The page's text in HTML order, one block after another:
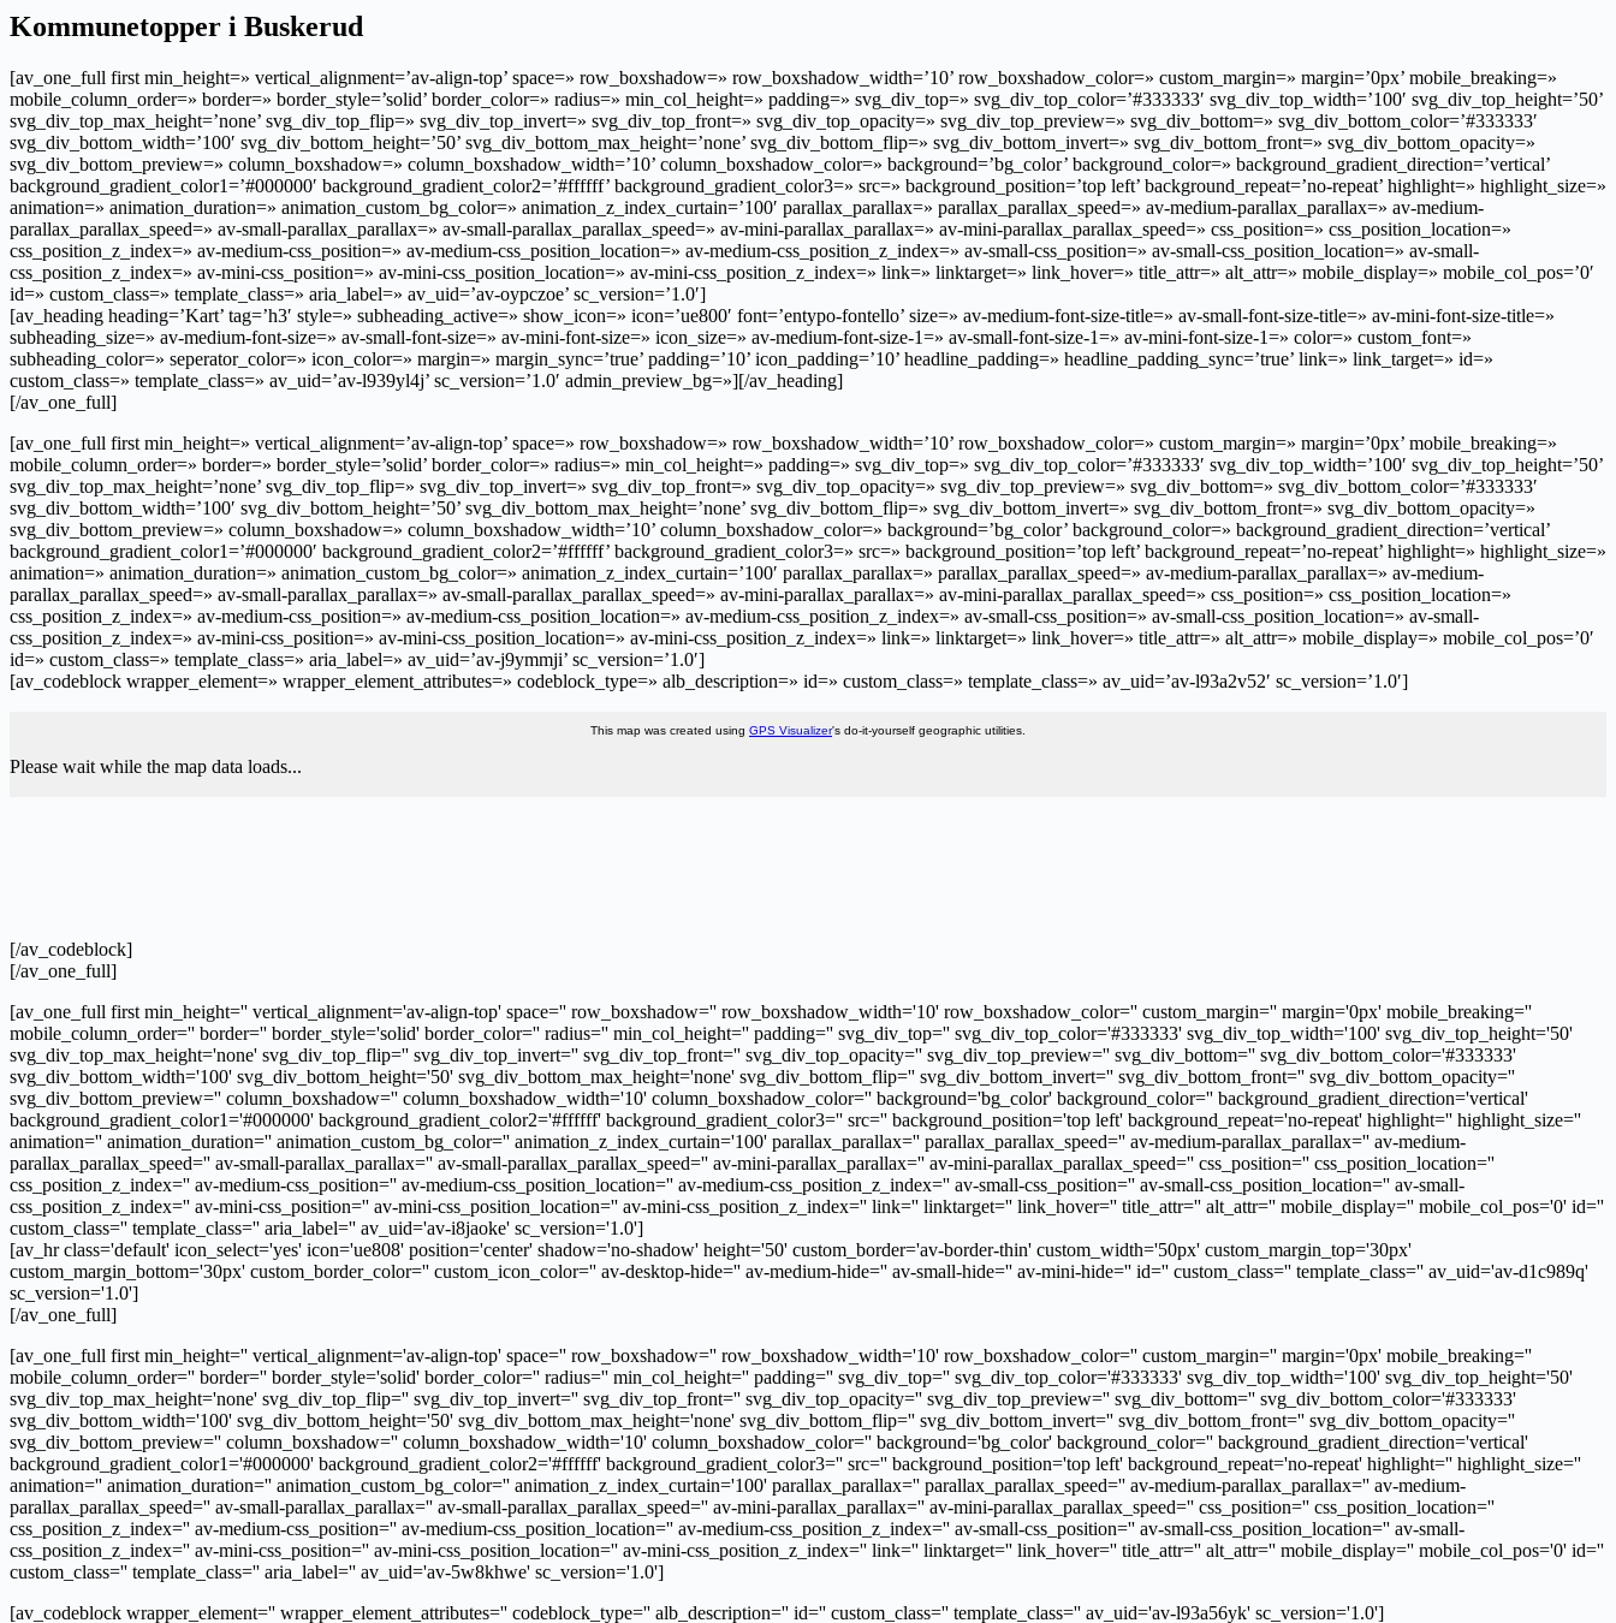
Kommunetopper i Buskerud
[av_one_full first min_height=» vertical_alignment=’av-align-top’ space=» row_boxshadow=» row_boxshadow_width=’10’ row_boxshadow_color=» custom_margin=» margin=’0px’ mobile_breaking=»
mobile_column_order=» border=» border_style=’solid’ border_color=» radius=» min_col_height=» padding=» svg_div_top=» svg_div_top_color=’#333333′ svg_div_top_width=’100′ svg_div_top_height=’50’
svg_div_top_max_height=’none’ svg_div_top_flip=» svg_div_top_invert=» svg_div_top_front=» svg_div_top_opacity=» svg_div_top_preview=» svg_div_bottom=» svg_div_bottom_color=’#333333′
svg_div_bottom_width=’100′ svg_div_bottom_height=’50’ svg_div_bottom_max_height=’none’ svg_div_bottom_flip=» svg_div_bottom_invert=» svg_div_bottom_front=» svg_div_bottom_opacity=»
svg_div_bottom_preview=» column_boxshadow=» column_boxshadow_width=’10’ column_boxshadow_color=» background=’bg_color’ background_color=» background_gradient_direction=’vertical’
background_gradient_color1=’#000000′ background_gradient_color2=’#ffffff’ background_gradient_color3=» src=» background_position=’top left’ background_repeat=’no-repeat’ highlight=» highlight_size=»
animation=» animation_duration=» animation_custom_bg_color=» animation_z_index_curtain=’100′ parallax_parallax=» parallax_parallax_speed=» av-medium-parallax_parallax=» av-medium-
parallax_parallax_speed=» av-small-parallax_parallax=» av-small-parallax_parallax_speed=» av-mini-parallax_parallax=» av-mini-parallax_parallax_speed=» css_position=» css_position_location=»
css_position_z_index=» av-medium-css_position=» av-medium-css_position_location=» av-medium-css_position_z_index=» av-small-css_position=» av-small-css_position_location=» av-small-
css_position_z_index=» av-mini-css_position=» av-mini-css_position_location=» av-mini-css_position_z_index=» link=» linktarget=» link_hover=» title_attr=» alt_attr=» mobile_display=» mobile_col_pos=’0′
id=» custom_class=» template_class=» aria_label=» av_uid=’av-oypczoe’ sc_version=’1.0′]
[av_heading heading=’Kart’ tag=’h3′ style=» subheading_active=» show_icon=» icon=’ue800′ font=’entypo-fontello’ size=» av-medium-font-size-title=» av-small-font-size-title=» av-mini-font-size-title=»
subheading_size=» av-medium-font-size=» av-small-font-size=» av-mini-font-size=» icon_size=» av-medium-font-size-1=» av-small-font-size-1=» av-mini-font-size-1=» color=» custom_font=»
subheading_color=» seperator_color=» icon_color=» margin=» margin_sync=’true’ padding=’10’ icon_padding=’10’ headline_padding=» headline_padding_sync=’true’ link=» link_target=» id=»
custom_class=» template_class=» av_uid=’av-l939yl4j’ sc_version=’1.0′ admin_preview_bg=»][/av_heading]
[/av_one_full]
[av_one_full first min_height=» vertical_alignment=’av-align-top’ space=» row_boxshadow=» row_boxshadow_width=’10’ row_boxshadow_color=» custom_margin=» margin=’0px’ mobile_breaking=»
mobile_column_order=» border=» border_style=’solid’ border_color=» radius=» min_col_height=» padding=» svg_div_top=» svg_div_top_color=’#333333′ svg_div_top_width=’100′ svg_div_top_height=’50’
svg_div_top_max_height=’none’ svg_div_top_flip=» svg_div_top_invert=» svg_div_top_front=» svg_div_top_opacity=» svg_div_top_preview=» svg_div_bottom=» svg_div_bottom_color=’#333333′
svg_div_bottom_width=’100′ svg_div_bottom_height=’50’ svg_div_bottom_max_height=’none’ svg_div_bottom_flip=» svg_div_bottom_invert=» svg_div_bottom_front=» svg_div_bottom_opacity=»
svg_div_bottom_preview=» column_boxshadow=» column_boxshadow_width=’10’ column_boxshadow_color=» background=’bg_color’ background_color=» background_gradient_direction=’vertical’
background_gradient_color1=’#000000′ background_gradient_color2=’#ffffff’ background_gradient_color3=» src=» background_position=’top left’ background_repeat=’no-repeat’ highlight=» highlight_size=»
animation=» animation_duration=» animation_custom_bg_color=» animation_z_index_curtain=’100′ parallax_parallax=» parallax_parallax_speed=» av-medium-parallax_parallax=» av-medium-
parallax_parallax_speed=» av-small-parallax_parallax=» av-small-parallax_parallax_speed=» av-mini-parallax_parallax=» av-mini-parallax_parallax_speed=» css_position=» css_position_location=»
css_position_z_index=» av-medium-css_position=» av-medium-css_position_location=» av-medium-css_position_z_index=» av-small-css_position=» av-small-css_position_location=» av-small-
css_position_z_index=» av-mini-css_position=» av-mini-css_position_location=» av-mini-css_position_z_index=» link=» linktarget=» link_hover=» title_attr=» alt_attr=» mobile_display=» mobile_col_pos=’0′
id=» custom_class=» template_class=» aria_label=» av_uid=’av-j9ymmji’ sc_version=’1.0′]
[av_codeblock wrapper_element=» wrapper_element_attributes=» codeblock_type=» alb_description=» id=» custom_class=» template_class=» av_uid=’av-l93a2v52′ sc_version=’1.0′]
This map was created using GPS Visualizer's do-it-yourself geographic utilities.
Please wait while the map data loads...
[/av_codeblock]
[/av_one_full]
[av_one_full first min_height='' vertical_alignment='av-align-top' space='' row_boxshadow='' row_boxshadow_width='10' row_boxshadow_color='' custom_margin='' margin='0px' mobile_breaking=''
mobile_column_order='' border='' border_style='solid' border_color='' radius='' min_col_height='' padding='' svg_div_top='' svg_div_top_color='#333333' svg_div_top_width='100' svg_div_top_height='50'
svg_div_top_max_height='none' svg_div_top_flip='' svg_div_top_invert='' svg_div_top_front='' svg_div_top_opacity='' svg_div_top_preview='' svg_div_bottom='' svg_div_bottom_color='#333333'
svg_div_bottom_width='100' svg_div_bottom_height='50' svg_div_bottom_max_height='none' svg_div_bottom_flip='' svg_div_bottom_invert='' svg_div_bottom_front='' svg_div_bottom_opacity=''
svg_div_bottom_preview='' column_boxshadow='' column_boxshadow_width='10' column_boxshadow_color='' background='bg_color' background_color='' background_gradient_direction='vertical'
background_gradient_color1='#000000' background_gradient_color2='#ffffff' background_gradient_color3='' src='' background_position='top left' background_repeat='no-repeat' highlight='' highlight_size=''
animation='' animation_duration='' animation_custom_bg_color='' animation_z_index_curtain='100' parallax_parallax='' parallax_parallax_speed='' av-medium-parallax_parallax='' av-medium-
parallax_parallax_speed='' av-small-parallax_parallax='' av-small-parallax_parallax_speed='' av-mini-parallax_parallax='' av-mini-parallax_parallax_speed='' css_position='' css_position_location=''
css_position_z_index='' av-medium-css_position='' av-medium-css_position_location='' av-medium-css_position_z_index='' av-small-css_position='' av-small-css_position_location='' av-small-
css_position_z_index='' av-mini-css_position='' av-mini-css_position_location='' av-mini-css_position_z_index='' link='' linktarget='' link_hover='' title_attr='' alt_attr='' mobile_display='' mobile_col_pos='0' id=''
custom_class='' template_class='' aria_label='' av_uid='av-i8jaoke' sc_version='1.0']
[av_hr class='default' icon_select='yes' icon='ue808' position='center' shadow='no-shadow' height='50' custom_border='av-border-thin' custom_width='50px' custom_margin_top='30px'
custom_margin_bottom='30px' custom_border_color='' custom_icon_color='' av-desktop-hide='' av-medium-hide='' av-small-hide='' av-mini-hide='' id='' custom_class='' template_class='' av_uid='av-d1c989q'
sc_version='1.0']
[/av_one_full]
[av_one_full first min_height='' vertical_alignment='av-align-top' space='' row_boxshadow='' row_boxshadow_width='10' row_boxshadow_color='' custom_margin='' margin='0px' mobile_breaking=''
mobile_column_order='' border='' border_style='solid' border_color='' radius='' min_col_height='' padding='' svg_div_top='' svg_div_top_color='#333333' svg_div_top_width='100' svg_div_top_height='50'
svg_div_top_max_height='none' svg_div_top_flip='' svg_div_top_invert='' svg_div_top_front='' svg_div_top_opacity='' svg_div_top_preview='' svg_div_bottom='' svg_div_bottom_color='#333333'
svg_div_bottom_width='100' svg_div_bottom_height='50' svg_div_bottom_max_height='none' svg_div_bottom_flip='' svg_div_bottom_invert='' svg_div_bottom_front='' svg_div_bottom_opacity=''
svg_div_bottom_preview='' column_boxshadow='' column_boxshadow_width='10' column_boxshadow_color='' background='bg_color' background_color='' background_gradient_direction='vertical'
background_gradient_color1='#000000' background_gradient_color2='#ffffff' background_gradient_color3='' src='' background_position='top left' background_repeat='no-repeat' highlight='' highlight_size=''
animation='' animation_duration='' animation_custom_bg_color='' animation_z_index_curtain='100' parallax_parallax='' parallax_parallax_speed='' av-medium-parallax_parallax='' av-medium-
parallax_parallax_speed='' av-small-parallax_parallax='' av-small-parallax_parallax_speed='' av-mini-parallax_parallax='' av-mini-parallax_parallax_speed='' css_position='' css_position_location=''
css_position_z_index='' av-medium-css_position='' av-medium-css_position_location='' av-medium-css_position_z_index='' av-small-css_position='' av-small-css_position_location='' av-small-
css_position_z_index='' av-mini-css_position='' av-mini-css_position_location='' av-mini-css_position_z_index='' link='' linktarget='' link_hover='' title_attr='' alt_attr='' mobile_display='' mobile_col_pos='0' id=''
custom_class='' template_class='' aria_label='' av_uid='av-5w8khwe' sc_version='1.0']
[av_codeblock wrapper_element='' wrapper_element_attributes='' codeblock_type='' alb_description='' id='' custom_class='' template_class='' av_uid='av-l93a56yk' sc_version='1.0']